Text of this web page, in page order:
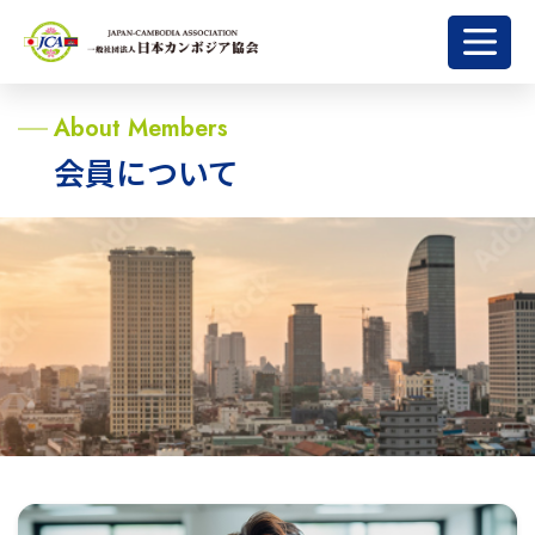
About Members
会員について